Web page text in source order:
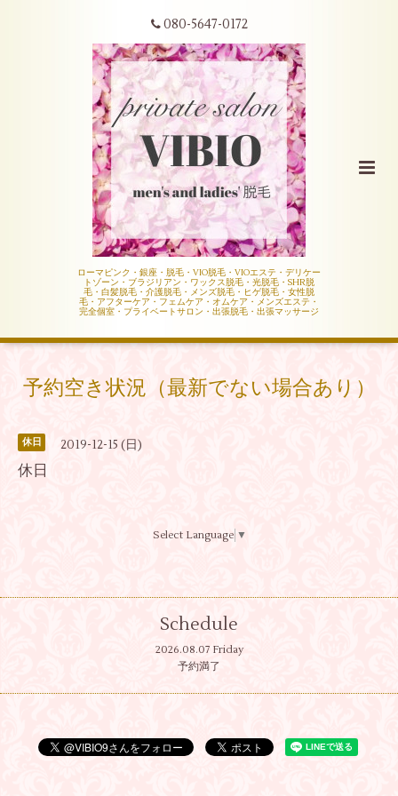
080-5647-0172
ローマピンク・銀座・脱毛・VIO脱毛・VIOエステ・デリケー
トゾーン・ブラジリアン・ワックス脱毛・光脱毛・SHR脱
毛・白髪脱毛・介護脱毛・メンズ脱毛・ヒゲ脱毛・女性脱
毛・アフターケア・フェムケア・オムケア・メンズエステ・
完全個室・プライベートサロン・出張脱毛・出張マッサージ
予約空き状況（最新でない場合あり）
休日 2019-12-15 (日)
休日
Select Language ▼
Schedule
2026.08.07 Friday
予約満了